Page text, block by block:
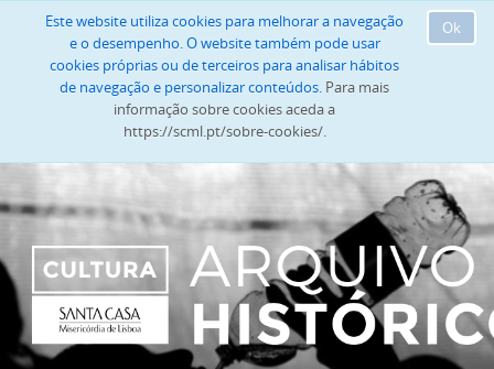
Ok
Este website utiliza cookies para melhorar a navegação
e o desempenho. O website também pode usar
cookies próprias ou de terceiros para analisar hábitos
de navegação e personalizar conteúdos. Para mais
informação sobre cookies aceda a
https://scml.pt/sobre-cookies/.